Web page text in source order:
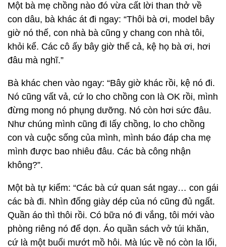
Một bà mẹ chồng nào đó vừa cất lời than thở về
con dâu, bà khác át đi ngay: “Thôi bà ơi, model bây
giờ nó thế, con nhà bà cũng y chang con nhà tôi,
khỏi kể. Các cô ấy bây giờ thế cả, kệ họ bà ơi, hơi
đâu mà nghĩ.”
Bà khác chen vào ngay: “Bây giờ khác rồi, kệ nó đi.
Nó cũng vất vả, cứ lo cho chồng con là OK rồi, mình
đừng mong nó phụng dưỡng. Nó còn hơi sức đâu.
Như chúng mình cũng đi lấy chồng, lo cho chồng
con và cuộc sống của mình, mình báo đáp cha mẹ
mình được bao nhiêu đâu. Các bà công nhận
không?”.
Một bà tự kiểm: “Các bà cứ quan sát ngay… con gái
các bà đi. Nhìn đống giày dép của nó cũng đủ ngất.
Quần áo thì thôi rồi. Có bữa nó đi vắng, tôi mới vào
phòng riêng nó để dọn. Áo quần sách vở túi khăn,
cứ là một buổi mướt mồ hôi. Mà lúc về nó còn la lối,